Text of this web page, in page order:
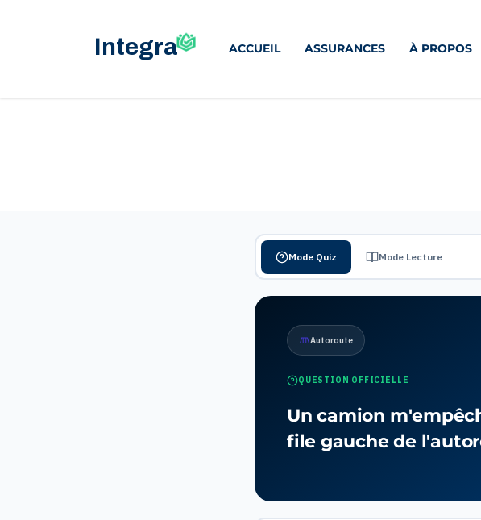
ACCUEIL ASSURANCES À PROPOS
Mode Quiz Mode Lecture
Autoroute
QUESTION OFFICIELLE
Un camion
file gauche de